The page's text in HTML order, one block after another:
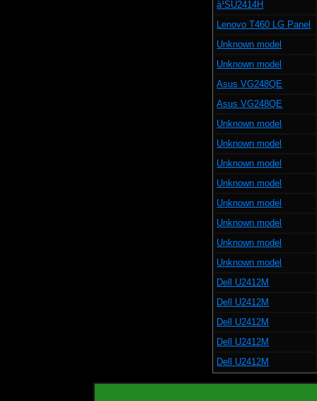
à¹ŠU2414H
Lenovo T460 LG Panel
Unknown model
Unknown model
Asus VG248QE
Asus VG248QE
Unknown model
Unknown model
Unknown model
Unknown model
Unknown model
Unknown model
Unknown model
Unknown model
Dell U2412M
Dell U2412M
Dell U2412M
Dell U2412M
Dell U2412M